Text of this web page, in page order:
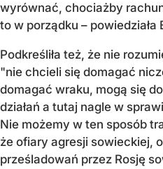
wyrównać, chociażby
to w porządku – powiedziała
Podkreśliła też, że nie
"nie chcieli się domagać
domagać wraku, mogą się
działań a tutaj nagle w
Nie możemy w ten sposób
że ofiary agresji sowieckiej,
prześladowań przez Rosję